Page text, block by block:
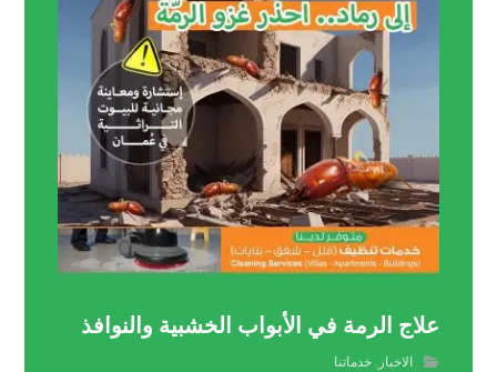
علاج الرمة في الأبواب الخشبية والنوافذ
الاخبار ,خدماتنا